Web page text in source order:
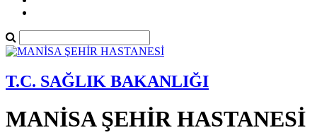
T.C. SAĞLIK BAKANLIĞI
MANİSA ŞEHİR HASTANESİ